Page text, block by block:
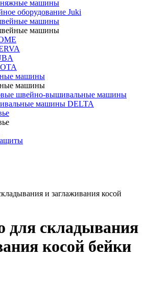
машины
оборудование Juki
машины
машины
машины
машины
швейно-вышивальные машины
машины DELTA
и заглаживания косой
для складывания
косой бейки